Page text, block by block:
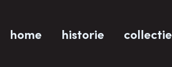
home historie collectie